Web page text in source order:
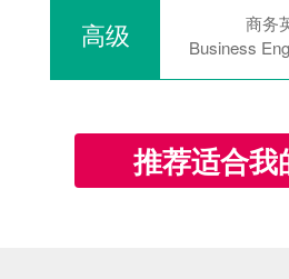
高级
商务
Business
推荐适合我